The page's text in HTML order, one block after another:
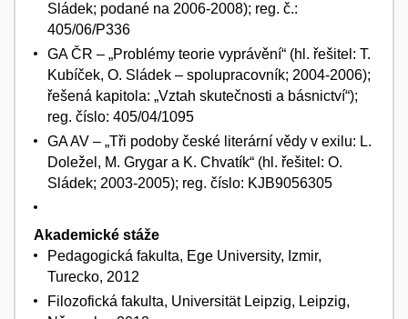
Sládek; podané na 2006-2008); reg. č.:
405/06/P336
GA ČR – „Problémy teorie vyprávění“ (hl. řešitel: T.
Kubíček, O. Sládek – spolupracovník; 2004-2006);
řešená kapitola: „Vztah skutečnosti a básnictví“);
reg. číslo: 405/04/1095
GA AV – „Tři podoby české literární vědy v exilu: L.
Doležel, M. Grygar a K. Chvatík“ (hl. řešitel: O.
Sládek; 2003-2005); reg. číslo: KJB9056305
Akademické stáže
Pedagogická fakulta, Ege University, Izmir,
Turecko, 2012
Filozofická fakulta, Universität Leipzig, Leipzig,